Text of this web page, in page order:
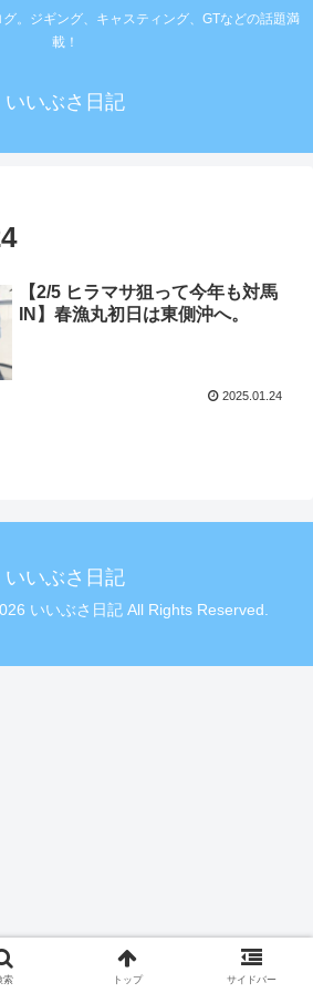
。ジギング、キャスティング、GTなどの話題満
載！
いいぶさ日記
【2/5 ヒラマサ狙って今年も対馬
IN】春漁丸初日は東側沖へ。
2025.01.24
いいぶさ日記
いいぶさ日記 All Rights Reserved.
索 トップ サイドバー